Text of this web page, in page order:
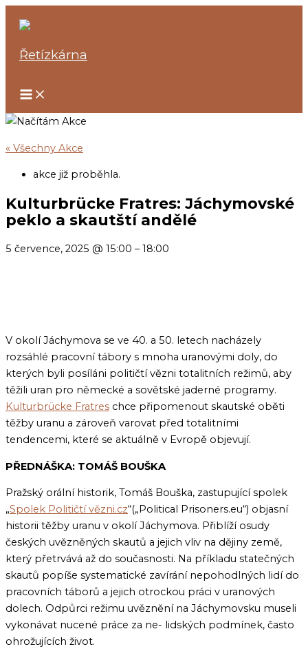
obsah
Řetízkárna
« Všechny Akce
akce již proběhla.
Kulturbrücke Fratres: Jáchymovské
peklo a skautští andělé
5 července, 2025 @ 15:00 –18:00
V okolí Jáchymova se ve 40. a 50. letech nacházely
rozsáhlé pracovní tábory s mnoha uranovými doly, do
kterých byli posíláni političtí vězni totalitních režimů, aby
těžili uran pro německé a sovětské jaderné programy.
Kulturbrücke Fratres chce připomenout skautské oběti
těžby uranu a zároveň varovat před totalitními
tendencemi, které se aktuálně v Evropě objevují.
PŘEDNÁŠKA: TOMÁŠ BOUŠKA
Pražský orální historik, Tomáš Bouška, zastupující spolek
„Spolek Političtí vězni.cz“(„Political Prisoners.eu“) objasní
historii těžby uranu v okolí Jáchymova. Přiblíží osudy
českých uvězněných skautů a jejich vliv na dějiny země,
který přetrvává až do současnosti. Na příkladu statečných
skautů popíše systematické zavírání nepohodlných lidí do
pracovních táborů a jejich otrockou práci v uranových
dolech. Odpůrci režimu uvěznění na Jáchymovsku museli
vykonávat nucené práce za ne- lidských podmínek, často
ohrožujících život.